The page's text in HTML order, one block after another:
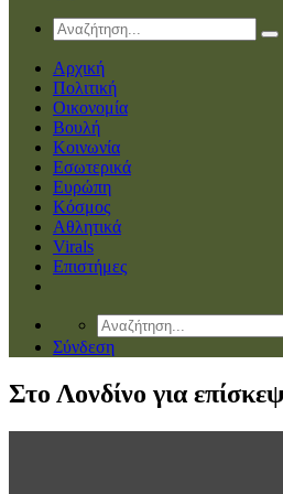
Αρχική
Πολιτική
Οικονομία
Βουλή
Κοινωνία
Εσωτερικά
Ευρώπη
Κόσμος
Αθλητικά
Virals
Επιστήμες
Σύνδεση
Στο Λονδίνο για